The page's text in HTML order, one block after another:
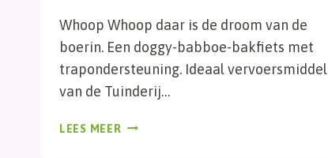
Whoop Whoop daar is de droom van de
boerin. Een doggy-babboe-bakfiets met
trapondersteuning. Ideaal vervoersmiddel
van de Tuinderij…
LEES MEER TADAAAAA